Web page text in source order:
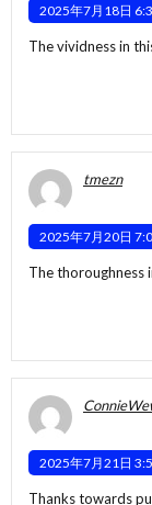
2025年7月18日
The vividness in
tmezn
2025年7月20日
The thoroughness
2025年7月21日
Thanks towards